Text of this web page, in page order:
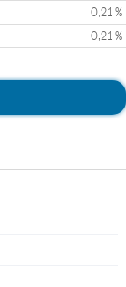
0,21 %
0,21 %